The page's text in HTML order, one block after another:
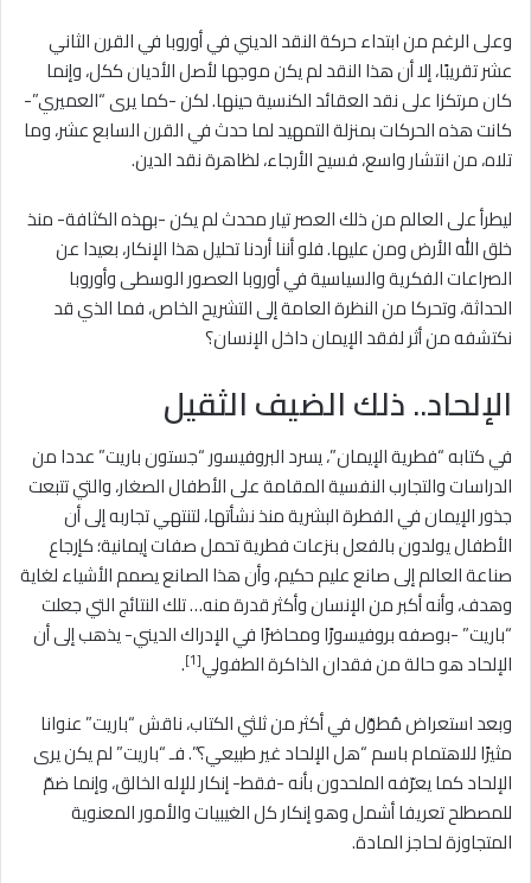
وعلى الرغم من ابتداء حركة النقد الديني في أوروبا في القرن الثاني
عشر تقريبًا، إلا أن هذا النقد لم يكن موجها لأصل الأديان ككل، وإنما
كان مرتكزا على نقد العقائد الكنسية حينها. لكن -كما يرى “العميري”-
كانت هذه الحركات بمنزلة التمهيد لما حدث في القرن السابع عشر، وما
تلاه، من انتشار واسع، فسيح الأرجاء، لظاهرة نقد الدين.
ليطرأ على العالم من ذلك العصر تيار محدث لم يكن -بهذه الكثافة- منذ
خلق الله الأرض ومن عليها. فلو أننا أردنا تحليل هذا الإنكار، بعيدا عن
الصراعات الفكرية والسياسية في أوروبا العصور الوسطى وأوروبا
الحداثة، وتحركا من النظرة العامة إلى التشريح الخاص، فما الذي قد
نكتشفه من أثر لفقد الإيمان داخل الإنسان؟
الإلحاد.. ذلك الضيف الثقيل
في كتابه “فطرية الإيمان”، يسرد البروفيسور “جستون باريت” عددا من
الدراسات والتجارب النفسية المقامة على الأطفال الصغار، والتي تتبعت
جذور الإيمان في الفطرة البشرية منذ نشأتها، لتنتهي تجاربه إلى أن
الأطفال يولدون بالفعل بنزعات فطرية تحمل صفات إيمانية؛ كإرجاع
صناعة العالم إلى صانع عليم حكيم، وأن هذا الصانع يصمم الأشياء لغاية
وهدف، وأنه أكبر من الإنسان وأكثر قدرة منه… تلك النتائج التي جعلت
“باريت” -بوصفه بروفيسورًا ومحاضرًا في الإدراك الديني- يذهب إلى أن
الإلحاد هو حالة من فقدان الذاكرة الطفولي[1]
.
وبعد استعراض مُطوّل في أكثر من ثلثي الكتاب، ناقش “باريت” عنوانا
مثيرًا للاهتمام باسم “هل الإلحاد غير طبيعي؟”. فـ “باريت” لم يكن يرى
الإلحاد كما يعرّفه الملحدون بأنه -فقط- إنكار للإله الخالق، وإنما ضمّ
للمصطلح تعريفا أشمل وهو إنكار كل الغيبيات والأمور المعنوية
المتجاوزة لحاجز المادة.